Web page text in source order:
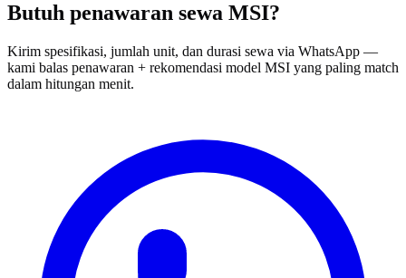
Butuh penawaran sewa MSI?
Kirim spesifikasi, jumlah unit, dan durasi sewa via WhatsApp —
kami balas penawaran + rekomendasi model MSI yang paling match
dalam hitungan menit.